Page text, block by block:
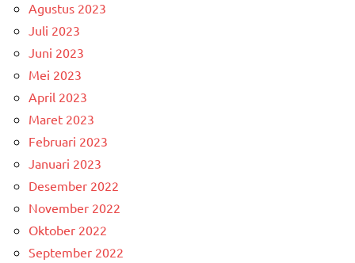
Agustus 2023
Juli 2023
Juni 2023
Mei 2023
April 2023
Maret 2023
Februari 2023
Januari 2023
Desember 2022
November 2022
Oktober 2022
September 2022